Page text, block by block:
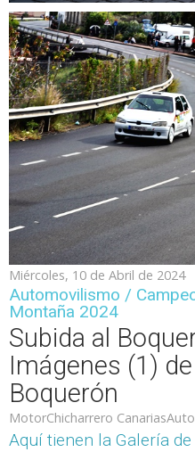
Miércoles, 10 de Abril de 2024
Automovilismo /
Montaña 2024
Subida al
Imágenes (1)
Boquerón
MotorChicharrero
Aquí tienen la Galería